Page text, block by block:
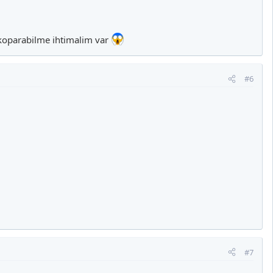
ihtimalim var
#6
#7